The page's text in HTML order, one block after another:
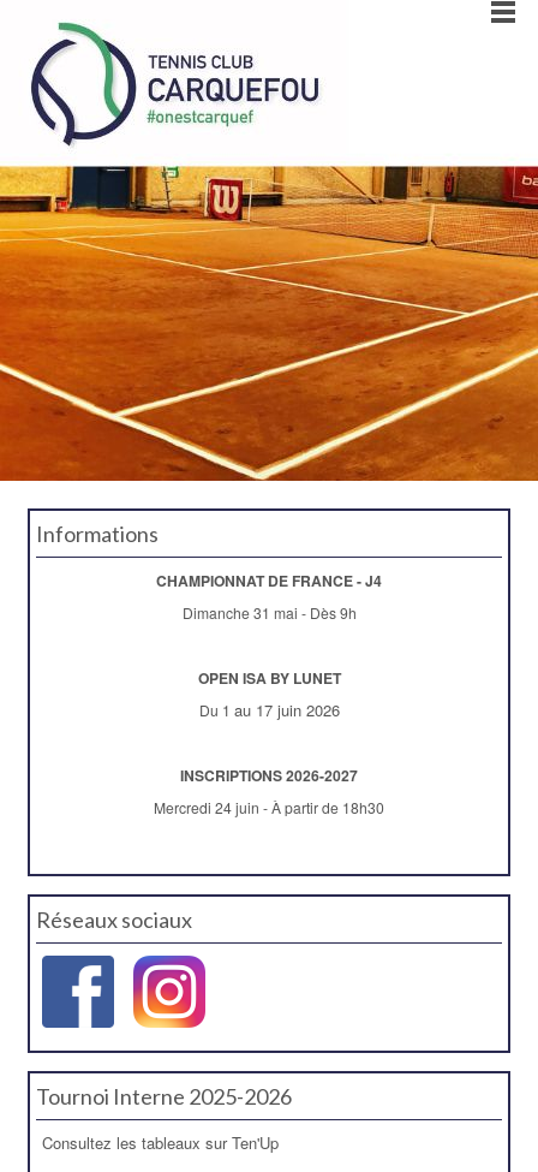
Informations
CHAMPIONNAT DE FRANCE - J4
Dimanche 31 mai - Dès 9h
OPEN ISA BY LUNET
Du 1 au 17 juin 2026
INSCRIPTIONS 2026-2027
Mercredi 24 juin - À partir de 18h30
Réseaux sociaux
Tournoi Interne 2025-2026
Consultez les tableaux sur Ten'Up